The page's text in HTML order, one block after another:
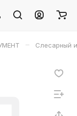
– Слесарный